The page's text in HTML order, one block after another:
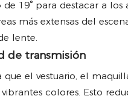
19° para destacar a los
más extensas del
lente.
de transmisión
que el vestuario, el
colores. Esto